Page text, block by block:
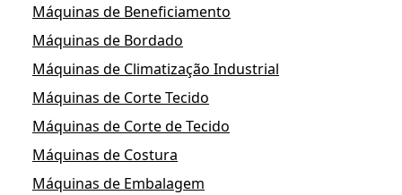
Máquinas de Beneficiamento
Máquinas de Bordado
Máquinas de Climatização Industrial
Máquinas de Corte Tecido
Máquinas de Corte de Tecido
Máquinas de Costura
Máquinas de Embalagem